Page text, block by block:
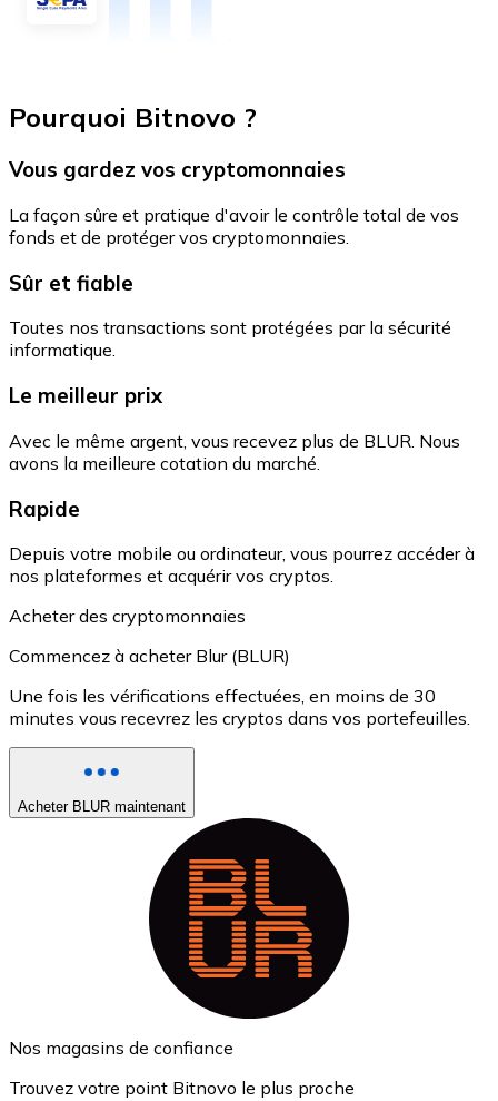
Pourquoi Bitnovo ?
Vous gardez vos cryptomonnaies
La façon sûre et pratique d'avoir le contrôle total de vos
fonds et de protéger vos cryptomonnaies.
Sûr et fiable
Toutes nos transactions sont protégées par la sécurité
informatique.
Le meilleur prix
Avec le même argent, vous recevez plus de BLUR. Nous
avons la meilleure cotation du marché.
Rapide
Depuis votre mobile ou ordinateur, vous pourrez accéder à
nos plateformes et acquérir vos cryptos.
Acheter des cryptomonnaies
Commencez à acheter Blur (BLUR)
Une fois les vérifications effectuées, en moins de 30
minutes vous recevrez les cryptos dans vos portefeuilles.
Acheter BLUR maintenant
Nos magasins de confiance
Trouvez votre point Bitnovo le plus proche